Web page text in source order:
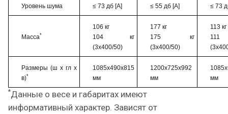
Уровень шума ≤ 73 дб [A] ≤ 55 дб [A] ≤ 73
Масса*
106 кг
104 кг
(3x400/50)
177 кг
175 кг
(3x400/50)
113 кг
Размеры (ш х гл х
в)*
1085x490x815
мм
1200x725x992
мм
мм
*Данные о весе и габаритах имеют
информативный характер. Зависят от